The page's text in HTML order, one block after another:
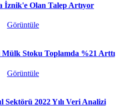
İznik'e Olan Talep Artıyor
Görüntüle
Mülk Stoku Toplamda %21 Arttı
Görüntüle
Sektörü 2022 Yılı Veri Analizi